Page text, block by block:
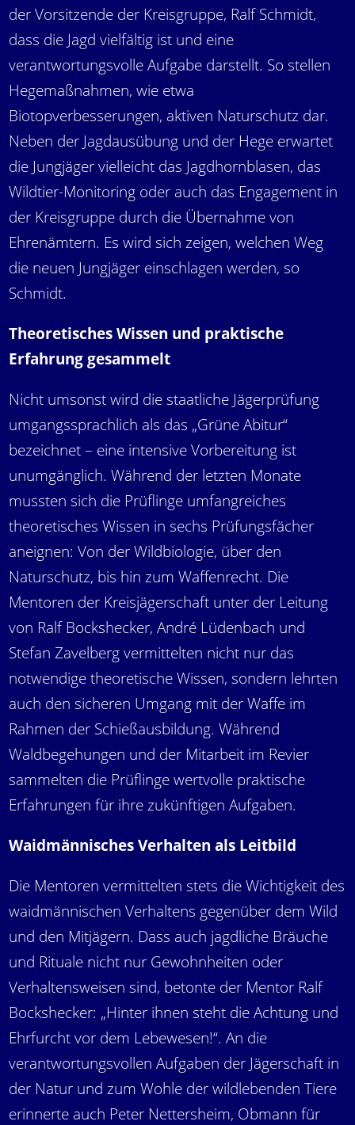
der Vorsitzende der Kreisgruppe, Ralf Schmidt,
dass die Jagd vielfältig ist und eine
verantwortungsvolle Aufgabe darstellt. So stellen
Hegemaßnahmen, wie etwa
Biotopverbesserungen, aktiven Naturschutz dar.
Neben der Jagdausübung und der Hege erwartet
die Jungjäger vielleicht das Jagdhornblasen, das
Wildtier-Monitoring oder auch das Engagement in
der Kreisgruppe durch die Übernahme von
Ehrenämtern. Es wird sich zeigen, welchen Weg
die neuen Jungjäger einschlagen werden, so
Schmidt.
Theoretisches Wissen und praktische
Erfahrung gesammelt
Nicht umsonst wird die staatliche Jägerprüfung
umgangssprachlich als das „Grüne Abitur“
bezeichnet – eine intensive Vorbereitung ist
unumgänglich. Während der letzten Monate
mussten sich die Prüflinge umfangreiches
theoretisches Wissen in sechs Prüfungsfächer
aneignen: Von der Wildbiologie, über den
Naturschutz, bis hin zum Waffenrecht. Die
Mentoren der Kreisjägerschaft unter der Leitung
von Ralf Bockshecker, André Lüdenbach und
Stefan Zavelberg vermittelten nicht nur das
notwendige theoretische Wissen, sondern lehrten
auch den sicheren Umgang mit der Waffe im
Rahmen der Schießausbildung. Während
Waldbegehungen und der Mitarbeit im Revier
sammelten die Prüflinge wertvolle praktische
Erfahrungen für ihre zukünftigen Aufgaben.
Waidmännisches Verhalten als Leitbild
Die Mentoren vermittelten stets die Wichtigkeit des
waidmännischen Verhaltens gegenüber dem Wild
und den Mitjägern. Dass auch jagdliche Bräuche
und Rituale nicht nur Gewohnheiten oder
Verhaltensweisen sind, betonte der Mentor Ralf
Bockshecker: „Hinter ihnen steht die Achtung und
Ehrfurcht vor dem Lebewesen!“. An die
verantwortungsvollen Aufgaben der Jägerschaft in
der Natur und zum Wohle der wildlebenden Tiere
erinnerte auch Peter Nettersheim, Obmann für